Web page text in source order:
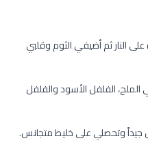
النار ثم أضيفي الثوم وقلبي
الفلفل الأسود والفلفل
جيداً وتحصلي على خليط متجانس.